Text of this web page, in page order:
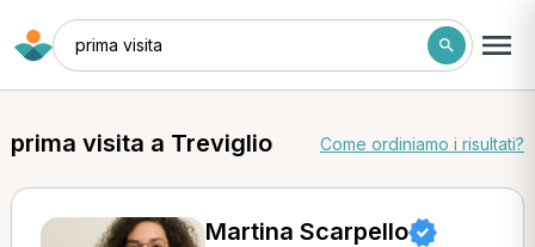
prima visita
prima visita a Treviglio Come ordiniamo i risultati?
Martina Scarpello